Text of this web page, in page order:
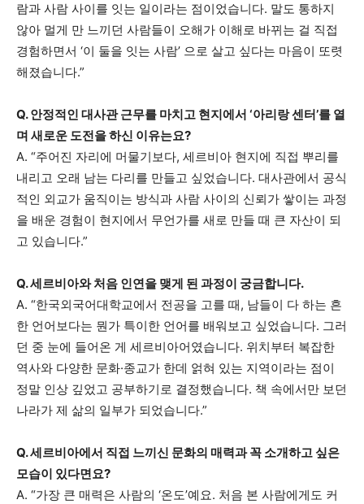
람과 사람 사이를 잇는 일이라는 점이었습니다. 말도 통하지
않아 멀게 만 느끼던 사람들이 오해가 이해로 바뀌는 걸 직접
경험하면서 ‘이 둘을 잇는 사람’ 으로 살고 싶다는 마음이 또렷
해졌습니다.”
Q. 안정적인 대사관 근무를 마치고 현지에서 ‘아리랑 센터’를 열
며 새로운 도전을 하신 이유는요?
A. “주어진 자리에 머물기보다, 세르비아 현지에 직접 뿌리를
내리고 오래 남는 다리를 만들고 싶었습니다. 대사관에서 공식
적인 외교가 움직이는 방식과 사람 사이의 신뢰가 쌓이는 과정
을 배운 경험이 현지에서 무언가를 새로 만들 때 큰 자산이 되
고 있습니다.”
Q. 세르비아와 처음 인연을 맺게 된 과정이 궁금합니다.
A. “한국외국어대학교에서 전공을 고를 때, 남들이 다 하는 흔
한 언어보다는 뭔가 특이한 언어를 배워보고 싶었습니다. 그러
던 중 눈에 들어온 게 세르비아어였습니다. 위치부터 복잡한
역사와 다양한 문화·종교가 한데 얽혀 있는 지역이라는 점이
정말 인상 깊었고 공부하기로 결정했습니다. 책 속에서만 보던
나라가 제 삶의 일부가 되었습니다.”
Q. 세르비아에서 직접 느끼신 문화의 매력과 꼭 소개하고 싶은
모습이 있다면요?
A. “가장 큰 매력은 사람의 ‘온도’예요. 처음 본 사람에게도 커